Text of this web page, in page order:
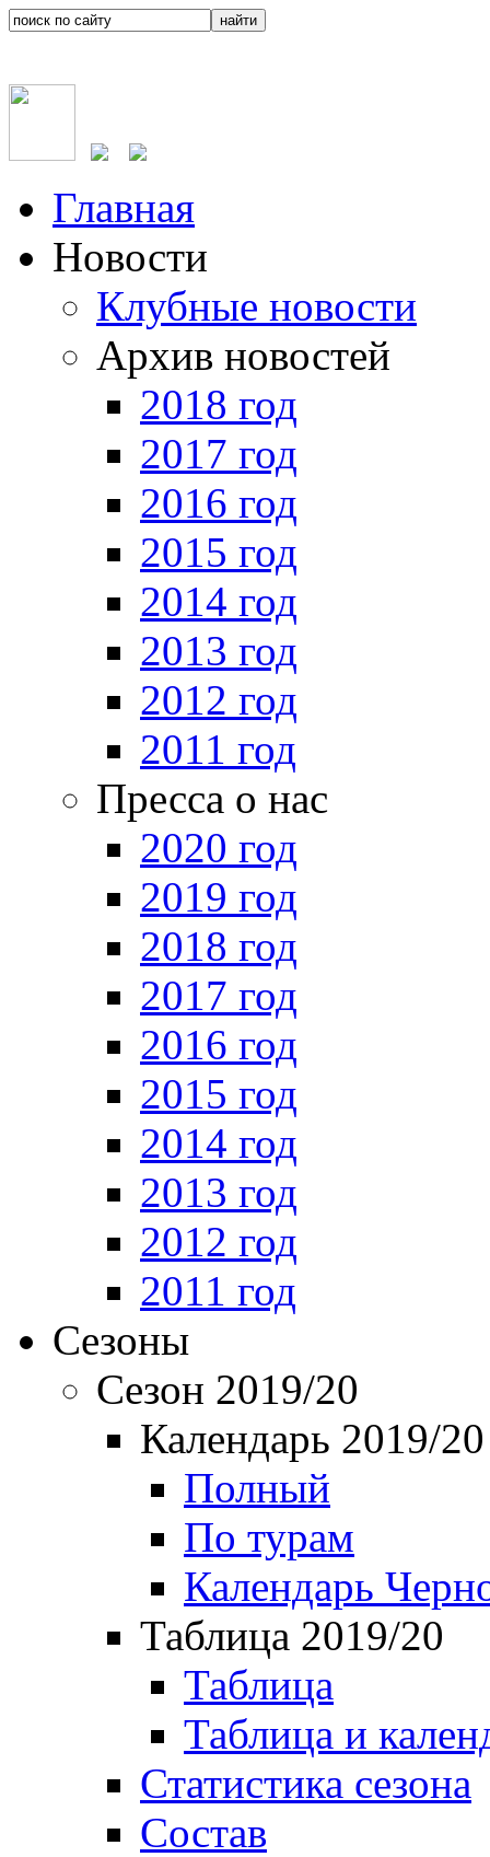
Главная
Новости
Клубные новости
Архив новостей
2018 год
2017 год
2016 год
2015 год
2014 год
2013 год
2012 год
2011 год
Пресса о нас
2020 год
2019 год
2018 год
2017 год
2016 год
2015 год
2014 год
2013 год
2012 год
2011 год
Сезоны
Сезон 2019/20
Календарь 2019/20
Полный
По турам
Календарь
Таблица 2019/20
Таблица
Таблица и
Статистика сезона
Состав